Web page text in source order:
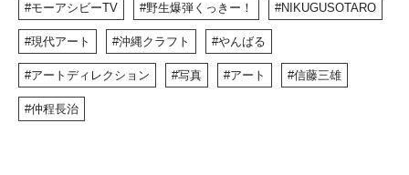
モーアシビーTV 野生爆弾くっきー！ NIKUGUSOTARO
現代アート 沖縄クラフト やんばる
アートディレクション 写真 アート 信藤三雄
仲程長治